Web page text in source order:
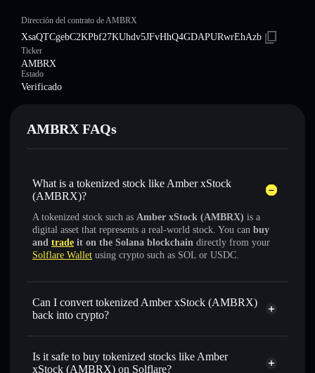
Dirección del contrato de AMBRX
XsaQTCgebC2KPbf27KUhdv5JFvHhQ4GDAPURwrEhAzb
Ticker
AMBRX
Estado
Verificado
AMBRX FAQs
What is a tokenized stock like Amber xStock
(AMBRX)?
A tokenized stock such as Amber xStock (AMBRX) is a
digital asset that represents a real-world stock. You can buy
and trade it on the Solana blockchain directly from your
Solflare Wallet using crypto such as SOL or USDC.
Can I convert tokenized Amber xStock (AMBRX)
back into crypto?
Amber xStock
swapped
Is it safe to buy tokenized stocks like Amber
xStock (AMBRX) on Solflare?